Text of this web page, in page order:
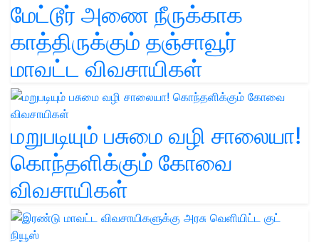
மேட்டூர் அணை நீருக்காக
காத்திருக்கும் தஞ்சாவூர்
மாவட்ட விவசாயிகள்
மறுபடியும் பசுமை வழி சாலையா!
கொந்தளிக்கும் கோவை
விவசாயிகள்